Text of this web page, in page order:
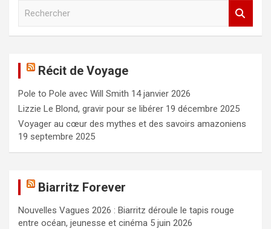
c
h
e
r
Récit de Voyage
Pole to Pole avec Will Smith 14 janvier 2026
Lizzie Le Blond, gravir pour se libérer 19 décembre 2025
Voyager au cœur des mythes et des savoirs amazoniens
19 septembre 2025
Biarritz Forever
Nouvelles Vagues 2026 : Biarritz déroule le tapis rouge
entre océan, jeunesse et cinéma 5 juin 2026